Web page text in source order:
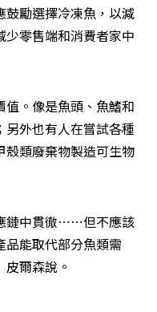
鼓勵選擇冷凍魚，以減
零售端和消費者家中
。像是魚頭、魚鰭和
另外也有人在嘗試各種
殼類廢棄物製造可生物
鏈中貫徹⋯⋯但不應該
能取代部分魚類需
爾森說。